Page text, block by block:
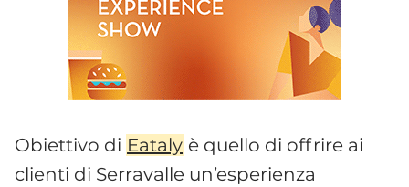
Obiettivo di Eataly è quello di offrire ai
clienti di Serravalle un’esperienza